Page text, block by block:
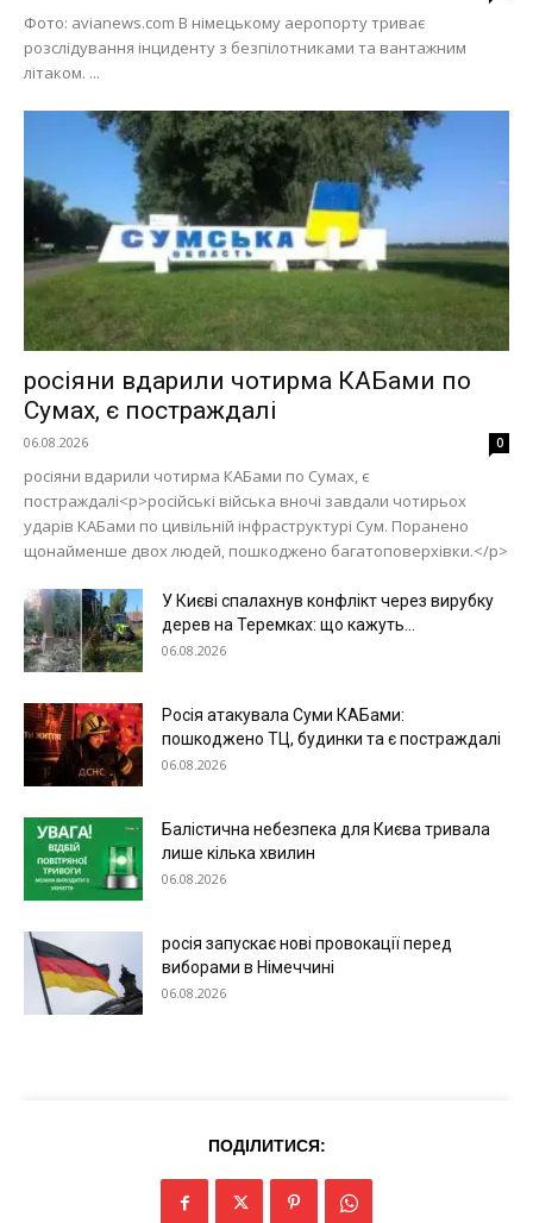
Фото: avianews.com В німецькому аеропорту триває
розслідування інциденту з безпілотниками та вантажним
літаком. ...
росіяни вдарили чотирма КАБами по
Сумах, є постраждалі
06.08.2026 0
росіяни вдарили чотирма КАБами по Сумах, є
постраждалі<p>російські війська вночі завдали чотирьох
ударів КАБами по цивільній інфраструктурі Сум. Поранено
щонайменше двох людей, пошкоджено багатоповерхівки.</p>
У Києві спалахнув конфлікт через вирубку
дерев на Теремках: що кажуть...
06.08.2026
Росія атакувала Суми КАБами:
пошкоджено ТЦ, будинки та є постраждалі
06.08.2026
Балістична небезпека для Києва тривала
лише кілька хвилин
06.08.2026
росія запускає нові провокації перед
виборами в Німеччині
06.08.2026
ПОДІЛИТИСЯ: